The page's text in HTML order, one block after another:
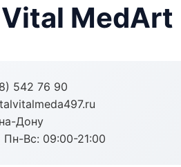
MedArt
542 76 90
Дону
Пн-Вс: 09:00-21:00